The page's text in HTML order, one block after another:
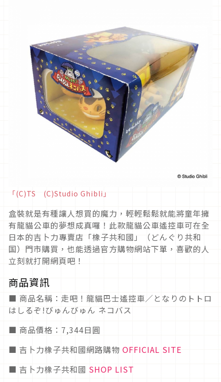
「(C)TS (C)Studio Ghibli」
盒裝就是有種讓人想買的魔力，輕輕鬆鬆就能將童年擁
有龍貓公車的夢想成真囉！此款龍貓公車遙控車可在全
日本的吉卜力專賣店「橡子共和國」（どんぐり共和
国）門市購買，也能透過官方購物網站下單，喜歡的人
立刻就打開網頁吧！
商品資訊
■ 商品名稱：走吧！龍貓巴士遙控車／となりのトトロ
はしるぞ!びゅんびゅん ネコバス
■ 商品價格：7,344日圓
■ 吉卜力橡子共和國網路購物 OFFICIAL SITE
■ 吉卜力橡子共和國 SHOP LIST